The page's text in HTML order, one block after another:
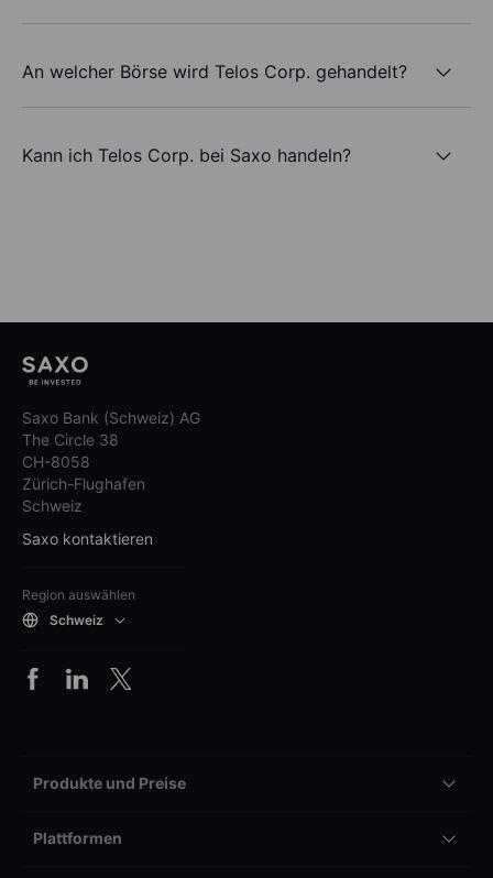
An welcher Börse wird Telos Corp. gehandelt?
Kann ich Telos Corp. bei Saxo handeln?
Saxo Bank (Schweiz) AG
The Circle 38
CH-8058
Zürich-Flughafen
Schweiz
Saxo kontaktieren
Region auswählen
Schweiz
Produkte und Preise
Plattformen